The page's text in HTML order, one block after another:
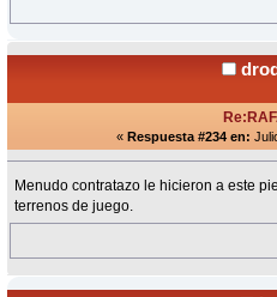
« Respuesta #234 en:
Menudo contratazo le hicieron a este
terrenos de juego.